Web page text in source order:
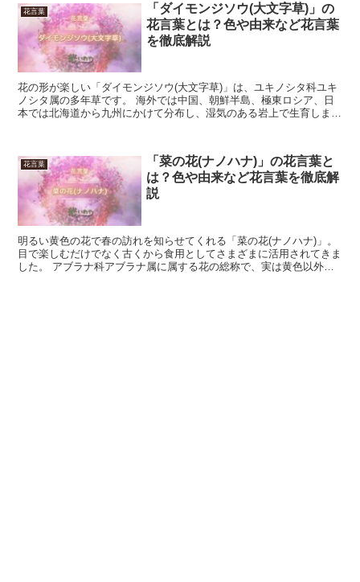
花言葉
「ダイモンジソウ(大文字草)」の
花言葉とは？色や由来など花言葉
を徹底解説
花の形が楽しい「ダイモンジソウ(大文字草)」は、ユキノシタ科ユキ
ノシタ属の多年草です。 海外では中国、朝鮮半島、極東ロシア、日
本では北海道から九州にかけて分布し、湿気のある岩上で生育しま
花言葉
「菜の花(ナノハナ)」の花言葉と
は？色や由来など花言葉を徹底解
説
明るい黄色の花で春の訪れを知らせてくれる「菜の花(ナノハナ)」。
目で楽しむだけでなく古くから食用としてさまざまに活用されてきま
した。 アブラナ科アブラナ属に属する花の総称で、実は黄色以外の